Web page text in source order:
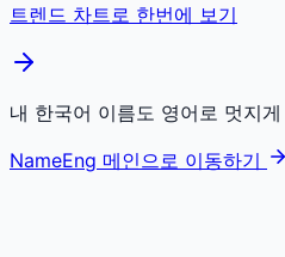
트렌드 차트로 한번에 보기
내 한국어 이름도 영어로 멋지
NameEng 메인으로 이동하기